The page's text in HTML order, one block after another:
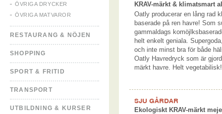
ÖVRIGA DRYCKER
ÖVRIGA MATVAROR
RESTAURANG & NÖJEN
SHOPPING
SPORT & FRITID
TRANSPORT
UTBILDNING & KURSER
KRAV-märkt & klimatsmart
Oatly producerar en lång rad
baserade på ren havre! Som
gammaldags
helt enkelt geniala.
och inte minst bra för både
Oatly Havredryck som är
märkt havre. Helt
SJU GÅRDAR
Ekologiskt KRAV-märkt